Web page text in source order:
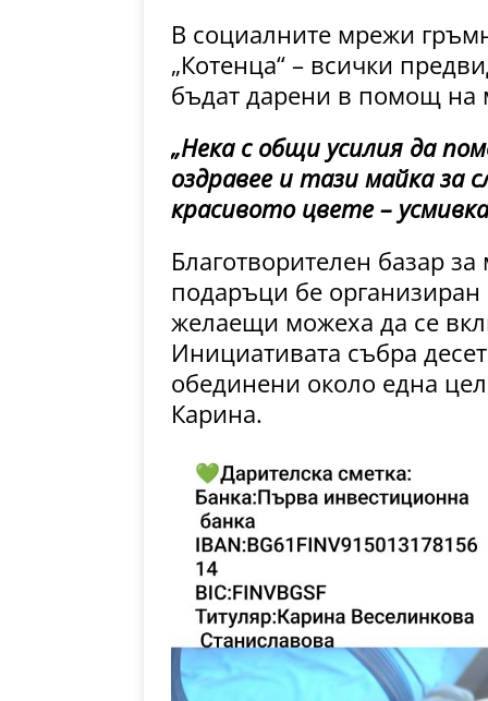
В социалните мрежи
„Котенца“ – всички
бъдат дарени в помощ на
„Нека с общи усилия да
оздравее и тази майка за
красивото цвете –
Благотворителен базар
подаръци бе организиран
желаещи можеха да се
Инициативата събра
обединени около една
Карина.